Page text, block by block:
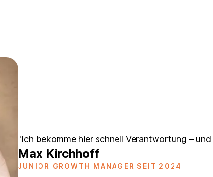
"Ich bekomme hier schnell Verantwortung –
Max Kirchhoff
JUNIOR GROWTH MANAGER SEIT 2024